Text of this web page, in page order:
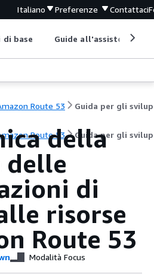
Italiano Preferenze Contattaci
di base Guide all'assistenza
Route 53
Route 53 Guida per gli
della
delle
di
risorse
Route 53
Modalità Focus